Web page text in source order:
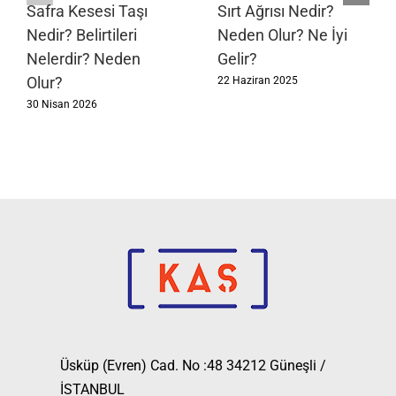
Safra Kesesi Taşı
Nedir? Belirtileri
Nelerdir? Neden
Olur?
30 Nisan 2026
Sırt Ağrısı Nedir?
Neden Olur? Ne İyi
Gelir?
22 Haziran 2025
Üsküp (Evren) Cad. No :48 34212 Güneşli /
İSTANBUL